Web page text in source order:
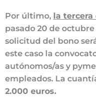
Por último, la tercera
pasado 20 de
solicitud del bono
este caso la
autónomos/as y
empleados. La
2.000 euros.